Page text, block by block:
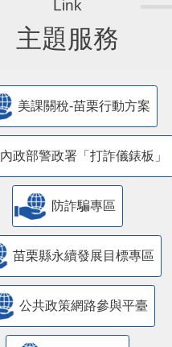
主題服務
美課關稅-苗栗行動方案
內政部警政署「打詐儀錶板」
防詐騙專區
苗栗縣永續發展目標專區
公共政策網路參與平臺